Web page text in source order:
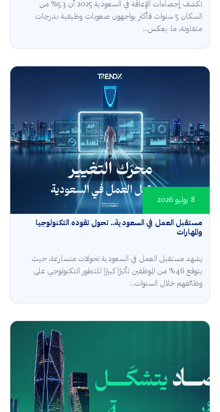
تكشف إحصاءات الإعاقة في السعودية 2025 أن 5.3% من
السكان 5 سنوات فأكثر يواجهون صعوبات وظيفية بدرجات
متفاوتة، ما يعكس...
مستقبل العمل في السعودية.. تحول تقوده التكنولوجيا
والمهارات
8 يوليو 2026
يشهد مستقبل العمل في السعودية تحولات متسارعة، حيث
يتوقع 46% من الموظفين تأثيرًا كبيرًا للتطور التكنولوجي على
وظائفهم خلال السنوات...